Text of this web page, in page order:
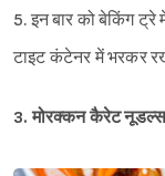
5. इन बार को बेकिंग
टाइट कंटेनर में भरकर
3. मोरक्कन कैरेट नूडल्स